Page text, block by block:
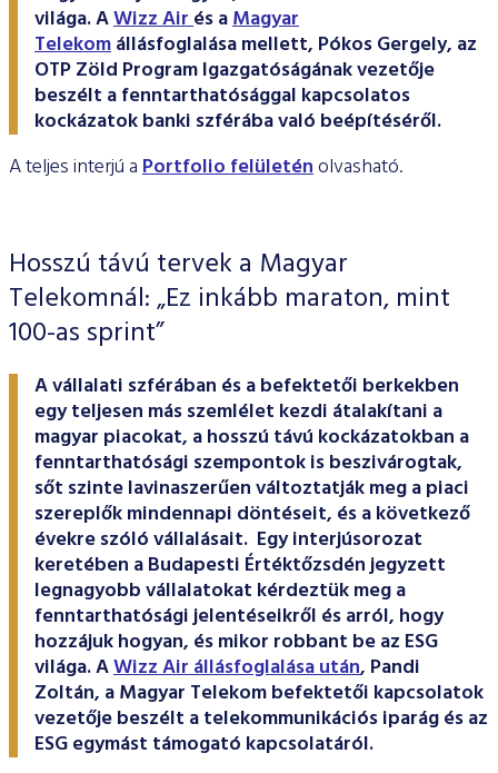
ESG Útmutató
világa. AWizz Airés aMagyar
Telekomállásfoglalása mellett, Pókos Gergely, az
OTP Zöld Program Igazgatóságának vezetője
beszélt a fenntarthatósággal kapcsolatos
kockázatok banki szférába való beépítéséről.
A teljes interjú aPortfolio felületénolvasható.
Hosszú távú tervek a Magyar
Telekomnál: „Ez inkább maraton, mint
100-as sprint”
A vállalati szférában és a befektetői berkekben
egy teljesen más szemlélet kezdi átalakítani a
magyar piacokat, a hosszú távú kockázatokban a
fenntarthatósági szempontok is beszivárogtak,
sőt szinte lavinaszerűen változtatják meg a piaci
szereplők mindennapi döntéseit, és a következő
évekre szóló vállalásait. Egy interjúsorozat
keretében a Budapesti Értéktőzsdén jegyzett
legnagyobb vállalatokat kérdeztük meg a
fenntarthatósági jelentéseikről és arról, hogy
hozzájuk hogyan, és mikor robbant be az ESG
világa. AWizz Air állásfoglalása után, Pandi
Zoltán, a Magyar Telekom befektetői kapcsolatok
vezetője beszélt a telekommunikációs iparág és az
ESG egymást támogató kapcsolatáról.